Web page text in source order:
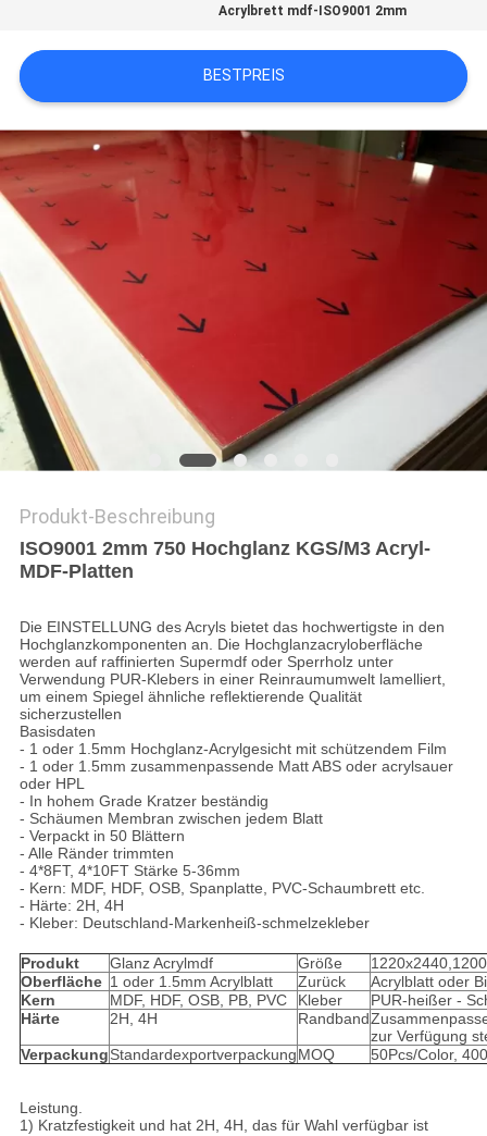
FÄLLE
FORDERN
SIE
EIN
ZITAT
SITEMAP
PRIVACY
POLICY
Acrylbrett mdf-ISO9001 2mm
BESTPREIS
Produkt-Beschreibung
ISO9001 2mm 750 Hochglanz KGS/M3 Acryl-
MDF-Platten
Die EINSTELLUNG des Acryls bietet das hochwertigste in den
Hochglanzkomponenten an. Die Hochglanzacryloberfläche
werden auf raffinierten Supermdf oder Sperrholz unter
Verwendung PUR-Klebers in einer Reinraumumwelt lamelliert,
um einem Spiegel ähnliche reflektierende Qualität
sicherzustellen
Basisdaten
- 1 oder 1.5mm Hochglanz-Acrylgesicht mit schützendem Film
- 1 oder 1.5mm zusammenpassende Matt ABS oder acrylsauer
oder HPL
- In hohem Grade Kratzer beständig
- Schäumen Membran zwischen jedem Blatt
- Verpackt in 50 Blättern
- Alle Ränder trimmten
- 4*8FT, 4*10FT Stärke 5-36mm
- Kern: MDF, HDF, OSB, Spanplatte, PVC-Schaumbrett etc.
- Härte: 2H, 4H
- Kleber: Deutschland-Markenheiß-schmelzekleber
Produkt Glanz Acrylmdf Größe
Oberfläche 1 oder 1.5mm Acrylblatt Zurück
Acrylblatt oder
Kern
MDF, HDF, OSB, PB, PVC Kleber
PUR-heißer -
Härte
2H, 4H Randband
zur Verfügung
VerpackungStandardexportverpackungMOQ 50Pcs/Color,
Leistung.
1) Kratzfestigkeit und hat 2H, 4H, das für Wahl verfügbar ist